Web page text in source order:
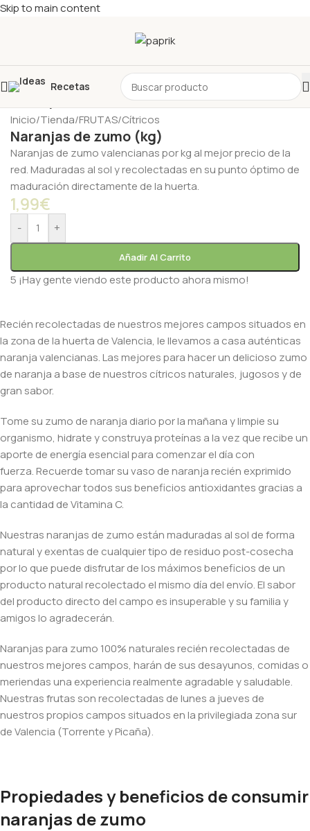
Skip to main content
Recetas
Inicio/Tienda/FRUTAS/Cítricos
Naranjas de zumo (kg)
Naranjas de zumo valencianas por kg al mejor precio de la
red. Maduradas al sol y recolectadas en su punto óptimo de
maduración directamente de la huerta.
1,99€
- +
Añadir Al Carrito
5 ¡Hay gente viendo este producto ahora mismo!
Recién recolectadas de nuestros mejores campos situados en
la zona de la huerta de Valencia, le llevamos a casa auténticas
naranja valencianas. Las mejores para hacer un delicioso zumo
de naranja a base de nuestros cítricos naturales, jugosos y de
gran sabor.
Tome su zumo de naranja diario por la mañana y limpie su
organismo, hidrate y construya proteínas a la vez que recibe un
aporte de energía esencial para comenzar el día con
fuerza. Recuerde tomar su vaso de naranja recién exprimido
para aprovechar todos sus beneficios antioxidantes gracias a
la cantidad de Vitamina C.
Nuestras naranjas de zumo están maduradas al sol de forma
natural y exentas de cualquier tipo de residuo post-cosecha
por lo que puede disfrutar de los máximos beneficios de un
producto natural recolectado el mismo día del envío. El sabor
del producto directo del campo es insuperable y su familia y
amigos lo agradecerán.
Naranjas para zumo 100% naturales recién recolectadas de
nuestros mejores campos, harán de sus desayunos, comidas o
meriendas una experiencia realmente agradable y saludable.
Nuestras frutas son recolectadas de lunes a jueves de
nuestros propios campos situados en la privilegiada zona sur
de Valencia (Torrente y Picaña).
Propiedades y beneficios de consumir
naranjas de zumo